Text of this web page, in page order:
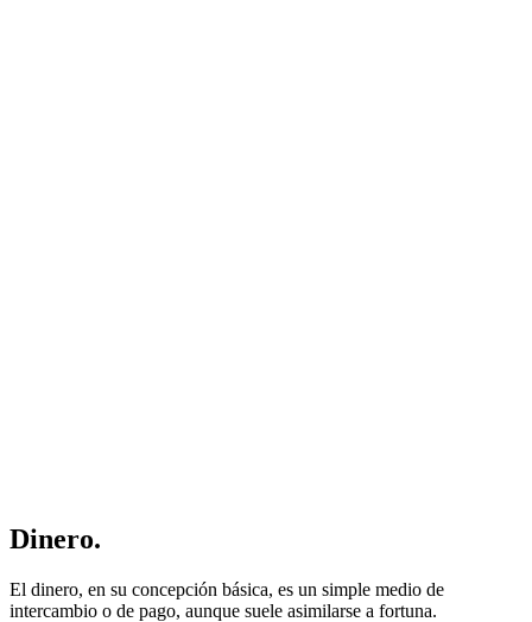
Dinero.
El dinero, en su concepción básica, es un simple medio de
intercambio o de pago, aunque suele asimilarse a fortuna.